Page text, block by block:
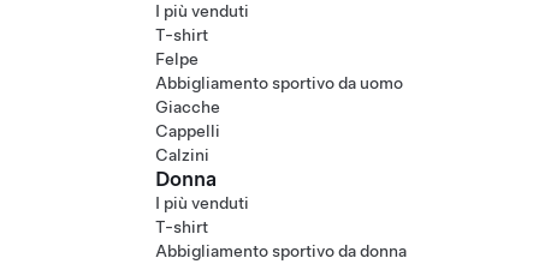
I più venduti
T-shirt
Felpe
Abbigliamento sportivo da uomo
Giacche
Cappelli
Calzini
Donna
I più venduti
T-shirt
Abbigliamento sportivo da donna